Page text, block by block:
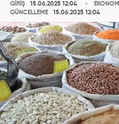
GİRİŞ
15.06.2025 12:04
GÜNCELLEME
15.06.2025 12:04
EKONOMİ